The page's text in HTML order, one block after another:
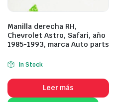
Manilla derecha RH,
Chevrolet Astro, Safari, año
1985-1993, marca Auto parts
In Stock
Leer más